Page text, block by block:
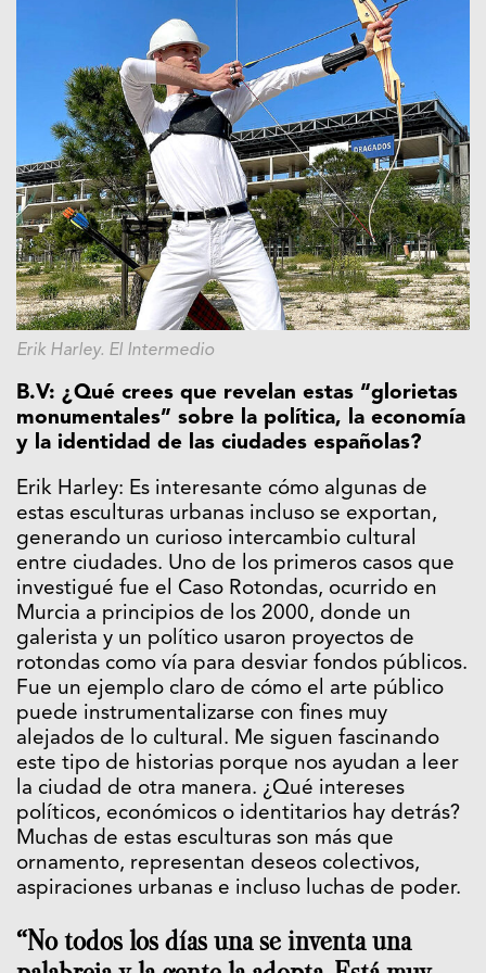
Erik Harley. El Intermedio
B.V: ¿Qué crees que revelan estas “glorietas
monumentales” sobre la política, la economía
y la identidad de las ciudades españolas?
Erik Harley: Es interesante cómo algunas de
estas esculturas urbanas incluso se exportan,
generando un curioso intercambio cultural
entre ciudades. Uno de los primeros casos que
investigué fue el Caso Rotondas, ocurrido en
Murcia a principios de los 2000, donde un
galerista y un político usaron proyectos de
rotondas como vía para desviar fondos públicos.
Fue un ejemplo claro de cómo el arte público
puede instrumentalizarse con fines muy
alejados de lo cultural. Me siguen fascinando
este tipo de historias porque nos ayudan a leer
la ciudad de otra manera. ¿Qué intereses
políticos, económicos o identitarios hay detrás?
Muchas de estas esculturas son más que
ornamento, representan deseos colectivos,
aspiraciones urbanas e incluso luchas de poder.
“No todos los días una se inventa una